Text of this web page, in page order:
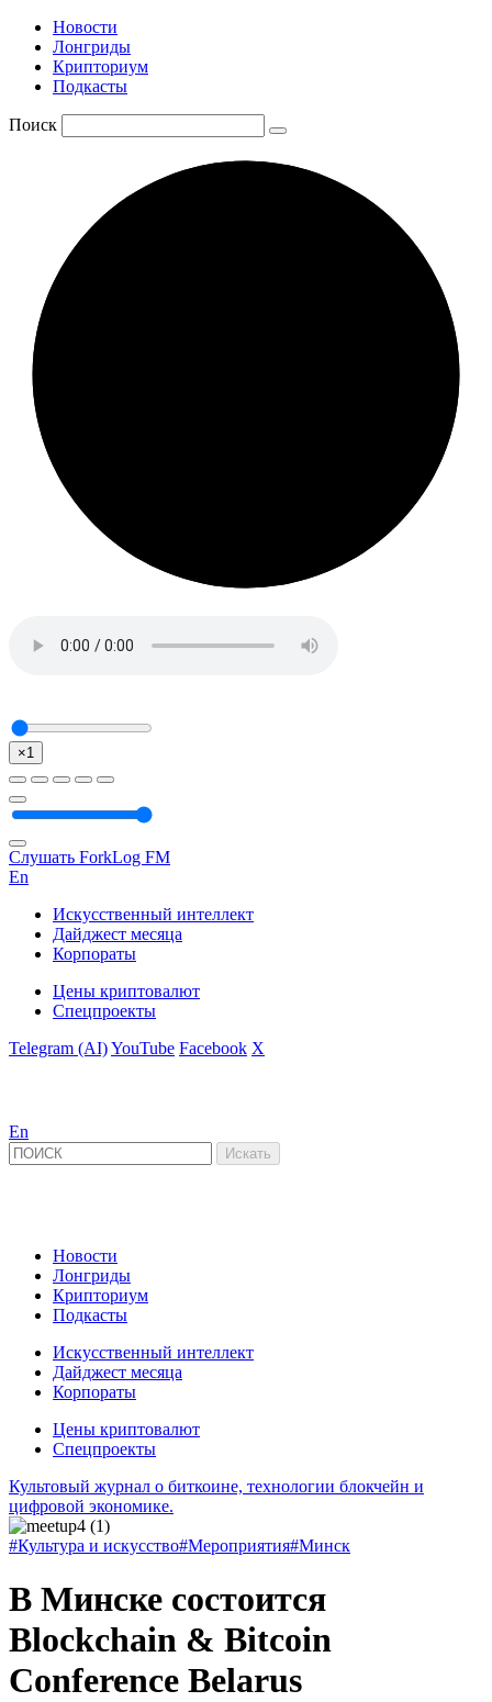
Новости
Лонгриды
Крипториум
Подкасты
Поиск
×1
Слушать ForkLog FM
En
Искусственный интеллект
Дайджест месяца
Корпораты
Цены криптовалют
Спецпроекты
Telegram (AI)YouTube Facebook X
En
Новости
Лонгриды
Крипториум
Подкасты
Искусственный интеллект
Дайджест месяца
Корпораты
Цены криптовалют
Спецпроекты
Культовый журнал о биткоине, технологии блокчейн и
цифровой экономике.
#Культура и искусство#Мероприятия#Минск
В Минске состоится
Blockchain & Bitcoin
Conference Belarus